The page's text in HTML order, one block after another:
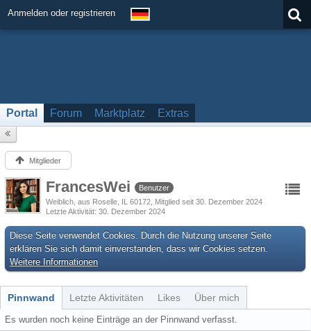
Anmelden oder registrieren
Portal Forum Marktplatz Extras
Mitglieder
FrancesWei
Benutzer
Weiblich aus Roselle, IL 60172 Mitglied seit 30. Dezember 2024
Letzte Aktivität 30. Dezember 2024
Diese Seite verwendet Cookies. Durch die Nutzung unserer Seite
erklären Sie sich damit einverstanden, dass wir Cookies setzen.
Weitere Informationen
Pinnwand Letzte Aktivitäten Likes Über mich
Es wurden noch keine Einträge an der Pinnwand verfasst.